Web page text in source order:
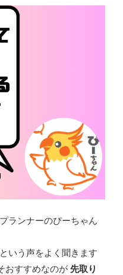
ランナーのぴーちゃん
いう声をよく聞きます
おすすめなのが 先取り